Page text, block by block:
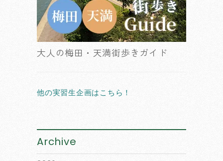
大人の梅田・天満街歩きガイド
他の実習生企画はこちら！
Archive